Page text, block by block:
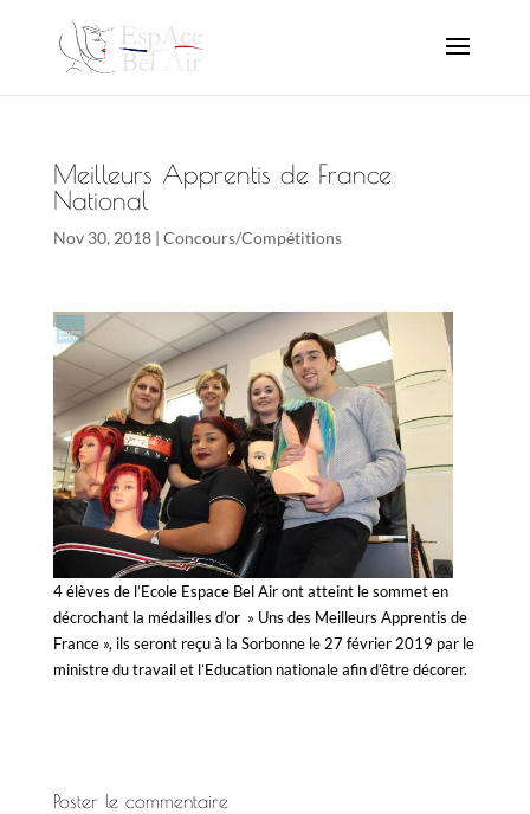
Meilleurs Apprentis de France
National
Nov 30, 2018| Concours/Compétitions
4 élèves de l’Ecole Espace Bel Air ont atteint le sommet en
décrochant la médailles d’or » Uns des Meilleurs Apprentis de
France », ils seront reçu à la Sorbonne le 27 février 2019 par le
ministre du travail et l’Education nationale afin d’être décorer.
Poster le commentaire